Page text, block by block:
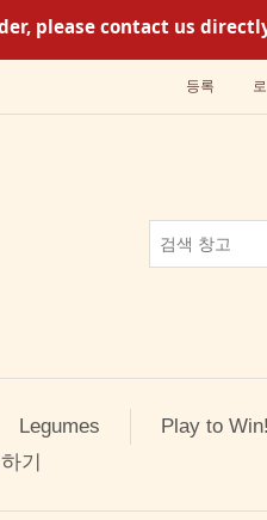
please contact us
등록
Legumes
Play to
기